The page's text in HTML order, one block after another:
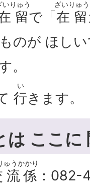
留
いりゅう
で「在留
ざいりゅう
のが ほし
。
行
い
きます。
は ここに
流係
ゅうかかり
：